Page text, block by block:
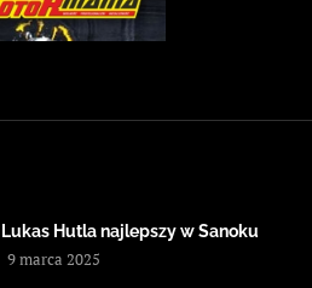
Lukas Hutla najlepszy w Sanoku
9 marca 2025